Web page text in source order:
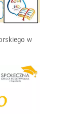
w